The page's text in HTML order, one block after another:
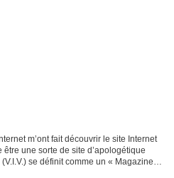
m’ont fait découvrir le site Internet
une sorte de site d’apologétique
se définit comme un « Magazine